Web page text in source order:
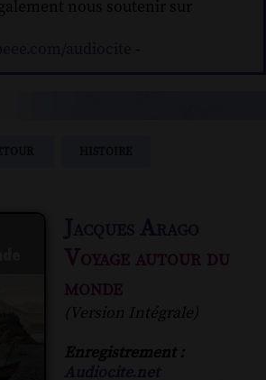
nous soutenir sur
-
Voyage autour du
monde
(Version Intégrale)
Enregistrement :